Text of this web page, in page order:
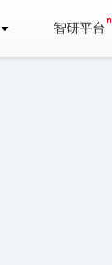
智研平台